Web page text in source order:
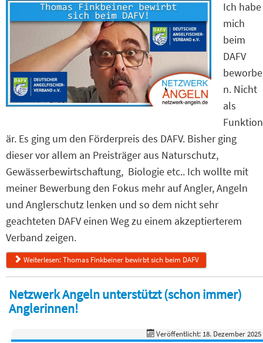
Ich habe
mich
beim
DAFV
beworbe
n. Nicht
als
Funktion
är. Es ging um den Förderpreis des DAFV. Bisher ging
dieser vor allem an Preisträger aus Naturschutz,
Gewässerbewirtschaftung, Biologie etc.. Ich wollte mit
meiner Bewerbung den Fokus mehr auf Angler, Angeln
und Anglerschutz lenken und so dem nicht sehr
geachteten DAFV einen Weg zu einem akzeptierterem
Verband zeigen.
Weiterlesen: Thomas Finkbeiner bewirbt sich beim DAFV
Netzwerk Angeln unterstützt (schon immer)
Anglerinnen!
Veröffentlicht: 18. Dezember 2025